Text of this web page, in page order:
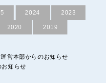
2024 2023
2020 2019
運営本部からのお知らせ
お知らせ